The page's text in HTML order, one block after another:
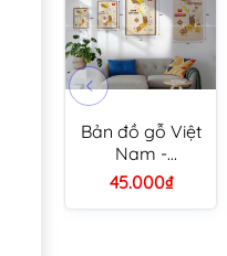
Bản đồ gỗ Việt
Nam -
20x30cm/
45.000₫